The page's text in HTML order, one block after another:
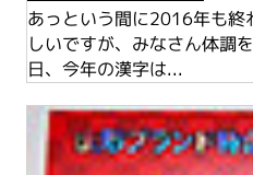
あっという間に2016年も終
しいですが、みなさん体調
日、今年の漢字は...